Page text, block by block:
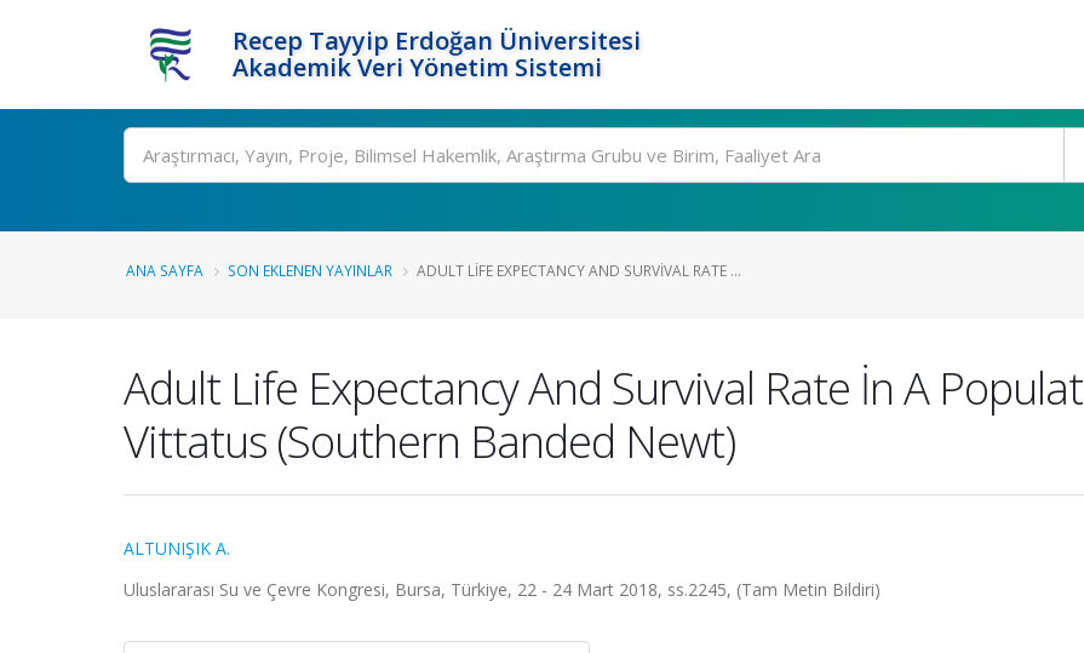
Recep Tayyip Erdoğan Üniversitesi
Akademik Veri Yönetim Sistemi
Ara
ANA SAYFA SON EKLENEN YAYINLAR ADULT LIFE EXPECTANCY AND SURVIVAL RATE ...
Adult Life Expectancy And Survival Rate İn A
Vittatus (Southern Banded Newt)
ALTUNIŞIK A.
Uluslararası Su ve Çevre Kongresi, Bursa, Türkiye, 22 - 24 Mart 2018, ss.2245, (Tam Metin Bildiri)